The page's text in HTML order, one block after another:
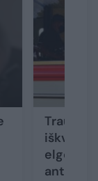
iškvietė
elgesį